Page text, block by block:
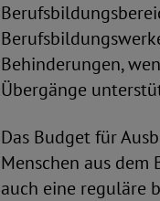
Behinderungen,
Übergänge
Das Budget für
Menschen aus
auch eine reguläre